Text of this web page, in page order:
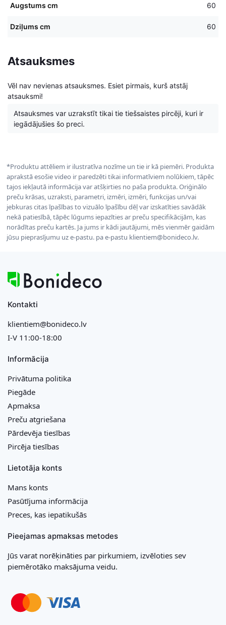
Augstums cm 60
Dziļums cm 60
Atsauksmes
Vēl nav nevienas atsauksmes. Esiet pirmais, kurš atstāj
atsauksmi!
Atsauksmes var uzrakstīt tikai tie tiešsaistes pircēji, kuri ir
iegādājušies šo preci.
*Produktu attēliem ir ilustratīva nozīme un tie ir kā piemēri. Produkta
aprakstā esošie video ir paredzēti tikai informatīviem nolūkiem, tāpēc
tajos iekļautā informācija var atšķirties no paša produkta. Oriģinālo
preču krāsas, uzraksti, parametri, izmēri, izmēri, funkcijas un/vai
jebkuras citas īpašības to vizuālo īpašību dēļ var izskatīties savādāk
nekā patiesībā, tāpēc lūgums iepazīties ar preču specifikācijām, kas
norādītas preču kartēs. Ja jums ir kādi jautājumi, mēs vienmēr gaidām
jūsu pieprasījumu uz e-pastu. pa e-pastu klientiem@bonideco.lv.
Kontakti
klientiem@bonideco.lv
I-V 11:00-18:00
Informācija
Privātuma politika
Piegāde
Apmaksa
Preču atgriešana
Pārdevēja tiesības
Pircēja tiesības
Lietotāja konts
Mans konts
Pasūtījuma informācija
Preces, kas iepatikušās
Pieejamas apmaksas metodes
Jūs varat norēķināties par pirkumiem, izvēloties sev
piemērotāko maksājuma veidu.